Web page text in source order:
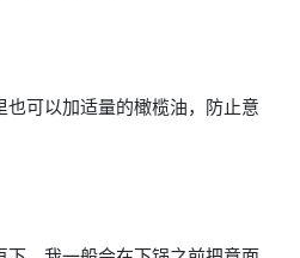
可以加适量的橄榄油，防止意